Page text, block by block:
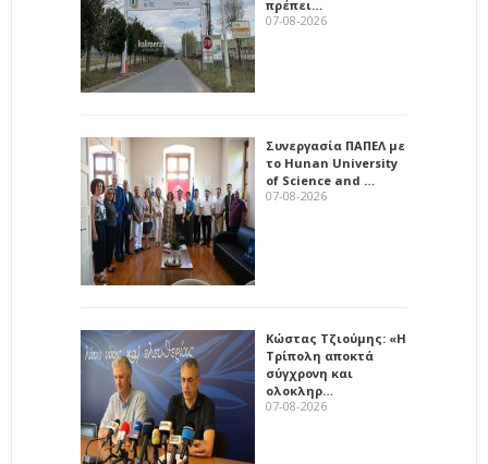
πρέπει…
07-08-2026
Συνεργασία ΠΑΠΕΛ με
το Hunan University
of Science and …
07-08-2026
Κώστας Τζιούμης: «Η
Τρίπολη αποκτά
σύγχρονη και
ολοκληρ…
07-08-2026